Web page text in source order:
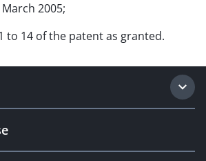
2005;
to 14 of the patent as granted.